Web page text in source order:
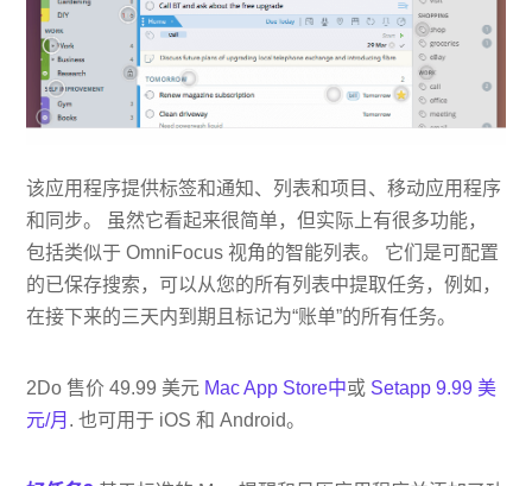
该应用程序提供标签和通知、列表和项目、移动应用程序
和同步。 虽然它看起来很简单，但实际上有很多功能，
包括类似于 OmniFocus 视角的智能列表。 它们是可配置
的已保存搜索，可以从您的所有列表中提取任务，例如，
在接下来的三天内到期且标记为“账单”的所有任务。
2Do 售价 49.99 美元 Mac App Store中或 Setapp 9.99 美
元/月 . 也可用于 iOS 和 Android。